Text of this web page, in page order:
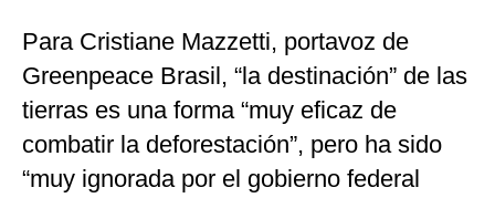
Para Cristiane Mazzetti, portavoz de
Greenpeace Brasil, “la destinación” de las
tierras es una forma “muy eficaz de
combatir la deforestación”, pero ha sido
“muy ignorada por el gobierno federal